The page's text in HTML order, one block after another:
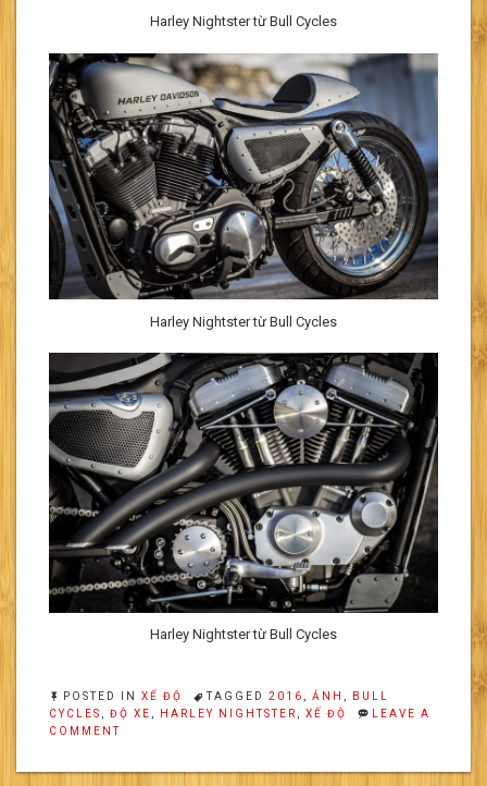
Harley Nightster từ Bull Cycles
Harley Nightster từ Bull Cycles
Harley Nightster từ Bull Cycles
POSTED IN XẾ ĐỘ TAGGED 2016 ẢNH
BULL
CYCLES
ĐỘ XE HARLEY NIGHTSTER XẾ ĐỘ
LEAVE A
COMMENT
TỪ